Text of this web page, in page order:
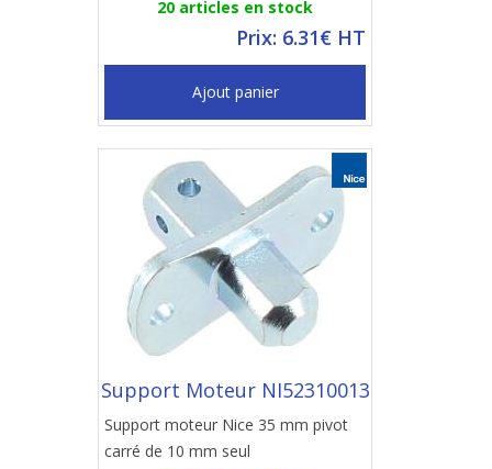
20 articles en stock
Prix: 6.31€ HT
Ajout panier
Support Moteur NI52310013
Support moteur Nice 35 mm pivot
carré de 10 mm seul